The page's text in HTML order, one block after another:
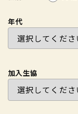
年代
加入生協